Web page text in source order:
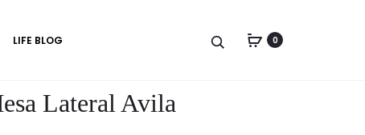
LIFE BLOG 0
Lateral Avila